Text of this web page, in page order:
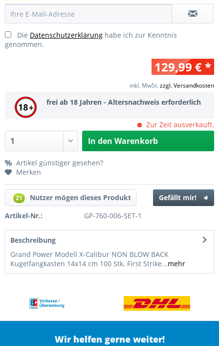
Die Datenschutzerklärung habe ich zur Kenntnis
genommen.
129,99 € *
inkl. MwSt.zzgl. Versandkosten
frei ab 18 Jahren - Altersnachweis erforderlich
Zur Zeit ausverkauft.
In den Warenkorb
Artikel günstiger gesehen?
Merken
21 Nutzer mögen dieses Produkt
Gefällt mir!
Artikel-Nr.:
GP-760-006-SET-1
Beschreibung
Grand Power Modell X-Calibur NON BLOW BACK
Kugelfangkasten 14x14 cm 100 Stk. First Strike...mehr
Wir helfen gerne weiter!